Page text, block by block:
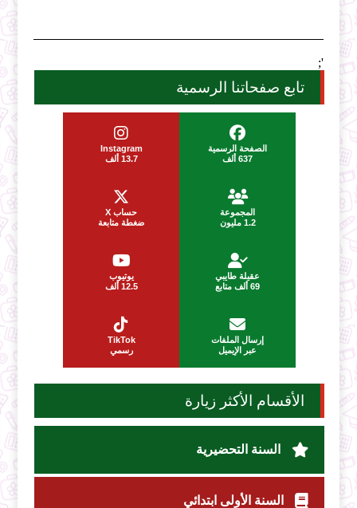
';
تابع صفحاتنا الرسمية
الصفحة الرسمية
637 ألف
Instagram
13.7 ألف
المجموعة
1.2 مليون
حساب X
ضغطة متابعة
عقيلة طايبي
69 ألف متابع
يوتيوب
12.5 ألف
إرسال الملفات
عبر الإيميل
TikTok
رسمي
الأقسام الأكثر زيارة
السنة التحضيرية
السنة الأولى ابتدائي